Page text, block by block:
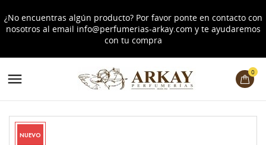
¿No encuentras algún producto? Por favor ponte en contacto con
nosotros al email info@perfumerias-arkay.com y te ayudaremos
con tu compra
 0
NUEVO